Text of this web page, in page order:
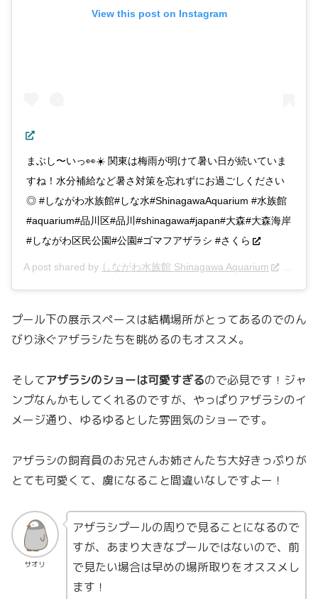
View this post on Instagram
まぶし〜いっ👀☀️ 関東は梅雨が明けて暑い日が続いていま
すね！水分補給など暑さ対策を忘れずにお過ごしください
◎ #しながわ水族館#しな水#ShinagawaAquarium #水族館
#aquarium#品川区#品川#shinagawa#japan#大森#大森海岸
#しながわ区民公園#公園#ゴマフアザラシ #さくら
A post shared by しながわ水族館 Shinagawa Aquarium
プール下の展示スペースは結構場所がとってあるのでのん
びり泳ぐアザラシたちを眺めるのもオススメ。
そしてアザラシのショーは可愛すぎるので必見です！ジャ
ンプなんかもしてくれるのですが、やっぱりアザラシのイ
メージ通り、ゆるゆるとした雰囲気のショーです。
アザラシの飼育員のお兄さんお姉さんたち大好きっぷりが
とても可愛くて、虜になること間違いなしですよー！
サオリ
アザラシプールの周りで見ることになるので
すが、あまり大きなプールではないので、前
で見たい場合は早めの場所取りをオススメし
ます！